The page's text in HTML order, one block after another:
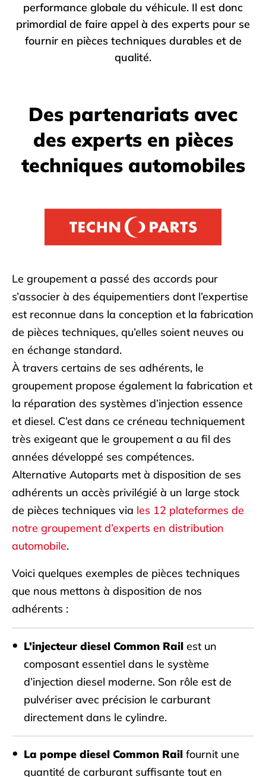
performance globale du véhicule. Il est donc
primordial de faire appel à des experts pour se
fournir en pièces techniques durables et de
qualité.
Des partenariats avec
des experts en pièces
techniques automobiles
Le groupement a passé des accords pour
s’associer à des équipementiers dont l’expertise
est reconnue dans la conception et la fabrication
de pièces techniques, qu’elles soient neuves ou
en échange standard.
À travers certains de ses adhérents, le
groupement propose également la fabrication et
la réparation des systèmes d’injection essence
et diesel. C’est dans ce créneau techniquement
très exigeant que le groupement a au fil des
années développé ses compétences.
Alternative Autoparts met à disposition de ses
adhérents un accès privilégié à un large stock
de pièces techniques via les 12 plateformes de
notre groupement d’experts en distribution
automobile.
Voici quelques exemples de pièces techniques
que nous mettons à disposition de nos
adhérents :
L’injecteur diesel Common Rail est un
composant essentiel dans le système
d’injection diesel moderne. Son rôle est de
pulvériser avec précision le carburant
directement dans le cylindre.
La pompe diesel Common Rail fournit une
quantité de carburant suffisante tout en